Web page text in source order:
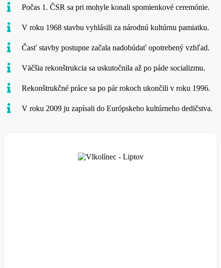
Počas 1. ČSR sa pri mohyle konali spomienkové ceremónie.
V roku 1968 stavbu vyhlásili za národnú kultúrnu pamiatku.
Časť stavby postupne začala nadobúdať opotrebený vzhľad.
Väčšia rekonštrukcia sa uskutočnila až po páde socializmu.
Rekonštrukčné práce sa po pár rokoch ukončili v roku 1996.
V roku 2009 ju zapísali do Európskeho kultúrneho dedičstva.